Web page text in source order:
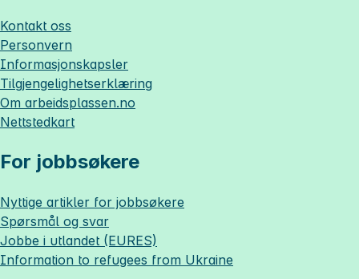
Kontakt oss
Personvern
Informasjonskapsler
Tilgjengelighetserklæring
Om arbeidsplassen.no
Nettstedkart
For jobbsøkere
Nyttige artikler for jobbsøkere
Spørsmål og svar
Jobbe i utlandet (EURES)
Information to refugees from Ukraine